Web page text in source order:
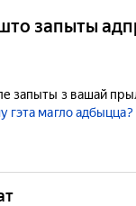
запыты
запыты з вашай
гэта магло адбыцца?